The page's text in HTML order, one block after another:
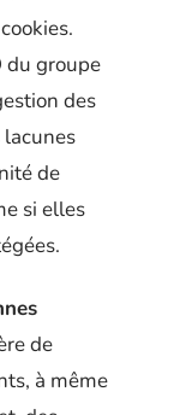
du groupe
des
lacunes
de
si elles
de
à même